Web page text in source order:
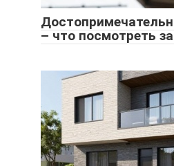
– что посмотреть